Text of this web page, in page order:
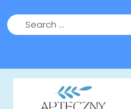
to
content